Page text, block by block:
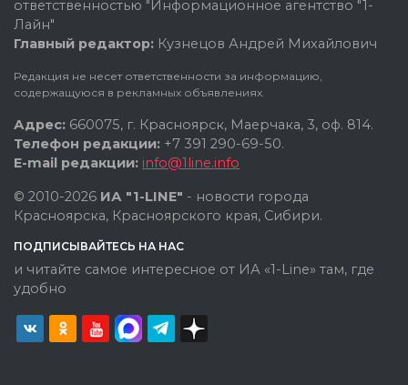
ответственностью "Информационное агентство "1-
Лайн"
Главный редактор: Кузнецов Андрей Михайлович
Редакция не несет ответственности за информацию,
содержащуюся в рекламных объявлениях.
Адрес: 660075, г. Красноярск, Маерчака, 3, оф. 814.
Телефон редакции: +7 391 290-69-50.
E-mail редакции: info@1line.info
© 2010-2026 ИА "1-LINE" - новости города
Красноярска, Красноярского края, Сибири.
ПОДПИСЫВАЙТЕСЬ НА НАС
и читайте самое интересное от ИА «1-Line» там, где
удобно